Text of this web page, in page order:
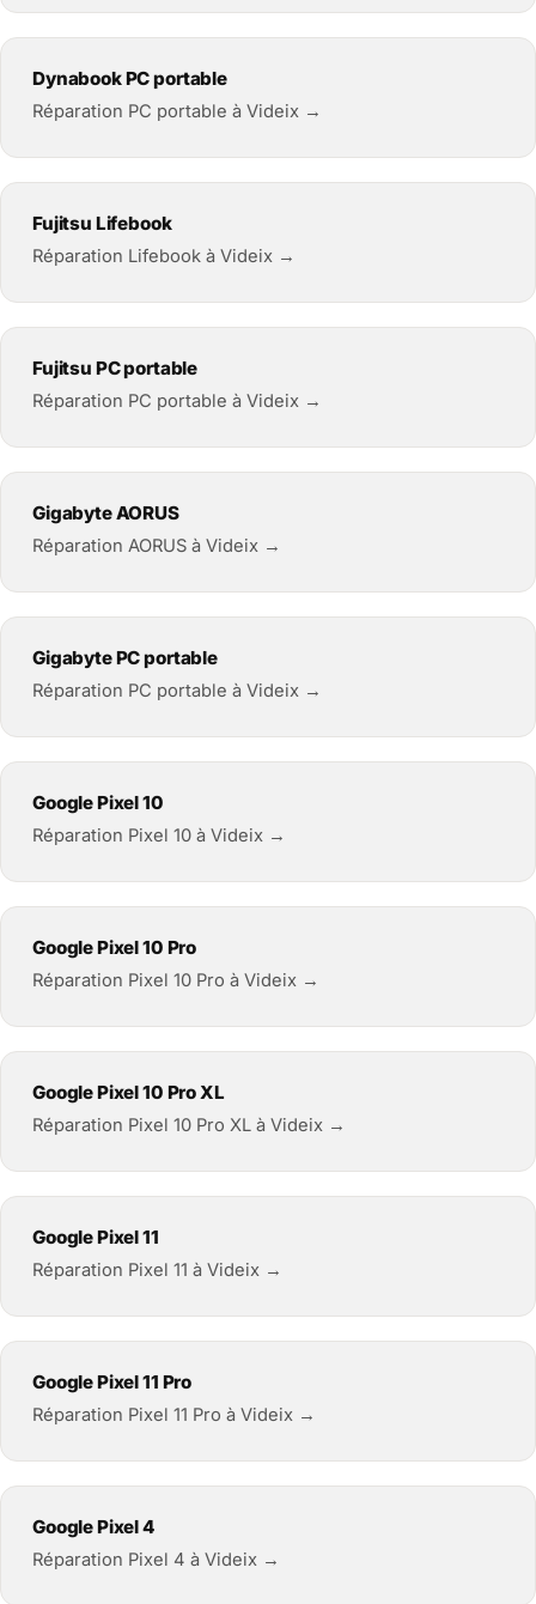
Dynabook PC portable
Réparation PC portable à Videix →
Fujitsu Lifebook
Réparation Lifebook à Videix →
Fujitsu PC portable
Réparation PC portable à Videix →
Gigabyte AORUS
Réparation AORUS à Videix →
Gigabyte PC portable
Réparation PC portable à Videix →
Google Pixel 10
Réparation Pixel 10 à Videix →
Google Pixel 10 Pro
Réparation Pixel 10 Pro à Videix →
Google Pixel 10 Pro XL
Réparation Pixel 10 Pro XL à Videix →
Google Pixel 11
Réparation Pixel 11 à Videix →
Google Pixel 11 Pro
Réparation Pixel 11 Pro à Videix →
Google Pixel 4
Réparation Pixel 4 à Videix →